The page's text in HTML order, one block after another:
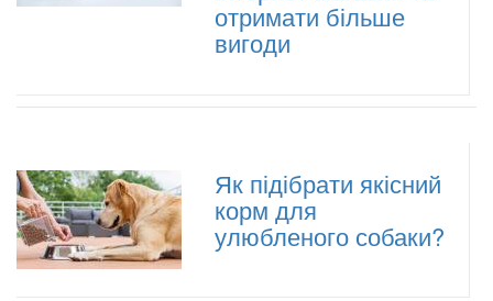
отримати більше
вигоди
Як підібрати якісний
корм для
улюбленого собаки?